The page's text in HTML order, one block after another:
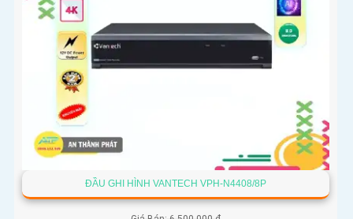
ĐẦU GHI HÌNH VANTECH VPH-N4408/8P